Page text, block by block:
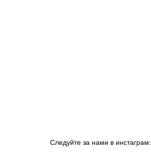
Следуйте за нами в инстаграм: